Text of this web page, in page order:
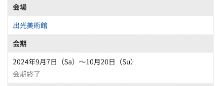
会場
出光美術館
会期
2024年9月7日（Sa）〜10月20日（Su）
会期終了